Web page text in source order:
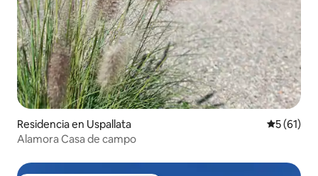
Residencia en Uspallata
5 (61)
Alamora Casa de campo